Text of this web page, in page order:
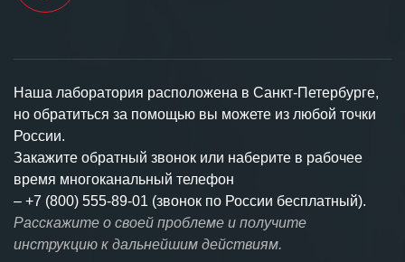
Наша лаборатория расположена в Санкт-Петербурге,
но обратиться за помощью вы можете из любой точки
России.
Закажите обратный звонок или наберите в рабочее
время многоканальный телефон
– +7 (800) 555-89-01 (звонок по России бесплатный).
Расскажите о своей проблеме и получите
инструкцию к дальнейшим действиям.